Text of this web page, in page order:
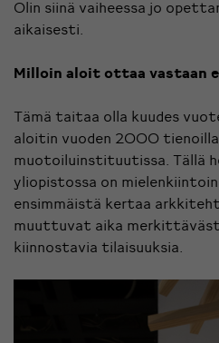
Olin siinä vaiheessa jo
aikaisesti.
Milloin aloit ottaa vastaan
Tämä taitaa olla kuudes
aloitin vuoden 2000 tienoilla
muotoiluinstituutissa. Tällä
yliopistossa on
ensimmäistä kertaa
muuttuvat aika
kiinnostavia tilaisuuksia.